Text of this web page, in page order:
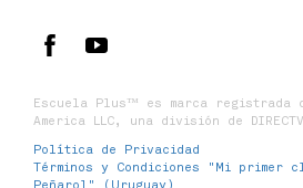
Escuela Plus™ es marca registrada
America LLC, una división de
Política de Privacidad
Términos y Condiciones "Mi primer